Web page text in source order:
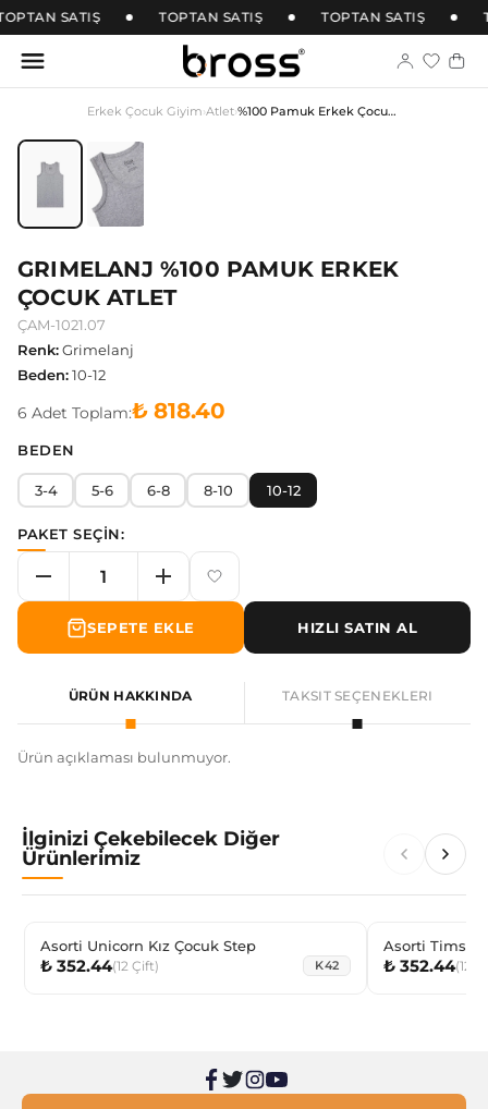
SATIŞ TOPTAN SATIŞ TOPTAN SATIŞ
Erkek Çocuk Giyim›Atlet› %100 Pamuk Erkek Çocuk Atlet
GRIMELANJ %100 PAMUK ERKEK
ÇOCUK ATLET
ÇAM-1021.07
Renk:Grimelanj
Beden:10-12
6 Adet Toplam:₺ 818.40
BEDEN
3-4 5-6 6-8 8-10 10-12
PAKET SEÇİN:
SEPETE EKLE HIZLI SATIN AL
ÜRÜN HAKKINDA TAKSIT SEÇENEKLERI
Ürün açıklaması bulunmuyor.
İlginizi Çekebilecek Diğer
Ürünlerimiz
Asorti Unicorn Kız Çocuk Step
₺ 352.44(12 Çift) K42 ₺ 352.44(12